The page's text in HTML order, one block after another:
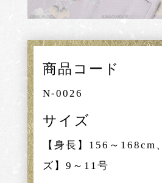
商品コード
N-0026
サイズ
【身長】156～168cm
ズ】9～11号